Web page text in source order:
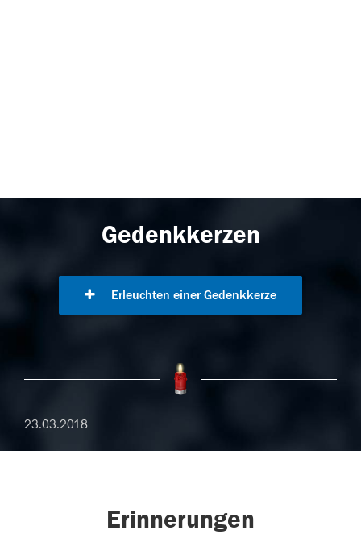
Gedenkkerzen
Erleuchten einer Gedenkkerze
23.03.2018
Erinnerungen